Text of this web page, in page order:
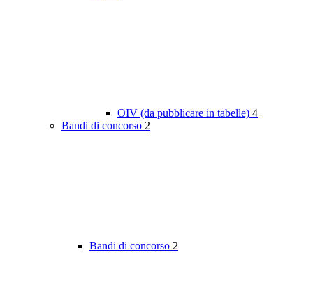
OIV (da pubblicare in tabelle) 4
Bandi di concorso 2
Bandi di concorso 2